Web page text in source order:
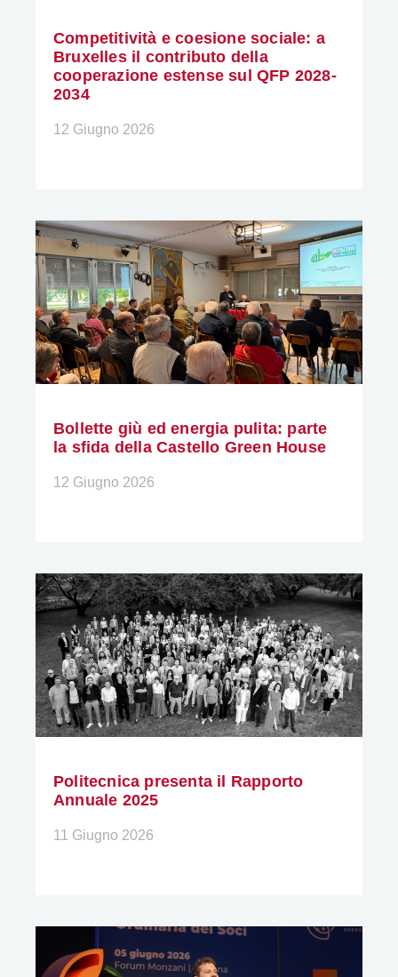
Competitività e coesione sociale: a
Bruxelles il contributo della
cooperazione estense sul QFP 2028-
2034
12 Giugno 2026
Bollette giù ed energia pulita: parte
la sfida della Castello Green House
12 Giugno 2026
Politecnica presenta il Rapporto
Annuale 2025
11 Giugno 2026